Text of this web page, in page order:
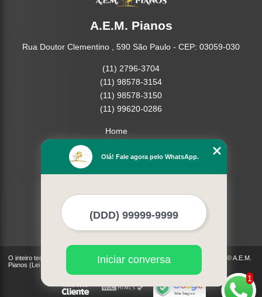
A.E.M. Pianos
Rua Doutor Clementino , 590 São Paulo - CEP: 03059-030
(11) 2796-3704
(11) 98578-3154
(11) 98578-3150
(11) 99620-0286
Home
Missão
Mais Serviços
O inteiro teor deste site está sujeito à proteção de direitos autorais. Copyright© A.E.M.
Pianos (Lei 9610 de 19/02/1998)
1
Olá! Fale agora pelo WhatsApp.
Iniciar conversa